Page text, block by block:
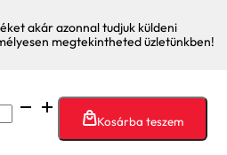
akár azonnal tudjuk küldeni
megtekintheted üzletünkben!
Kosárba teszem